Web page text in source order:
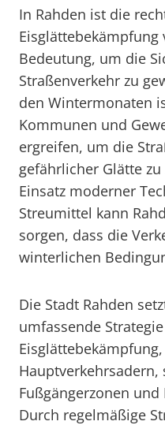
In Rahden ist die
Bedeutung, um die
Straßenverkehr zu
den Wintermonaten
Kommunen und
ergreifen, um die
gefährlicher Glätte
Einsatz moderner
Streumittel kann
sorgen, dass die
winterlichen
Die Stadt Rahden
umfassende
Hauptverkehrsadern,
Fußgängerzonen
Durch regelmäßige